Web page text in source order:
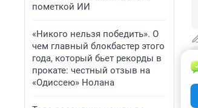
пометкой ИИ
«Никого нельзя победить». О
чем главный блокбастер этого
года, который бьет рекорды в
прокате: честный отзыв на
«Одиссею» Нолана